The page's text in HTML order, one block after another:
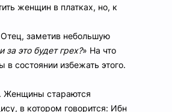
женщин в платках, но, к
Отец, заметив небольшую
за это будет грех?» На что
в состоянии избежать этого.
Женщины стараются
в котором говорится: Ибн